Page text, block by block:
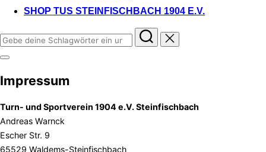
SHOP TUS STEINFISCHBACH 1904 E.V.
Suchen
nach:
Seitenleiste
Navigation
umschalten
Impressum
Turn- und Sportverein 1904 e.V. Steinfischbach
Andreas Warnck
Escher Str. 9
65529 Waldems-Steinfischbach